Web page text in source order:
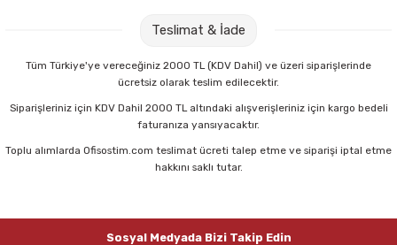
Daksiller
Kaşe Gereçleri
Yapıştırıcılar
Guaj Boyaları
Kuru Boyalar
Mum Boyalar
Parmak Boyaları
Teslimat & İade
Tüm Türkiye'ye vereceğiniz 2000 TL (KDV Dahil) ve üzeri siparişlerinde
ücretsiz olarak teslim edilecektir.
Siparişleriniz için KDV Dahil 2000 TL altındaki alışverişleriniz için kargo bedeli
faturanıza yansıyacaktır.
Toplu alımlarda Ofisostim.com teslimat ücreti talep etme ve siparişi iptal etme
hakkını saklı tutar.
Sosyal Medyada Bizi Takip Edin